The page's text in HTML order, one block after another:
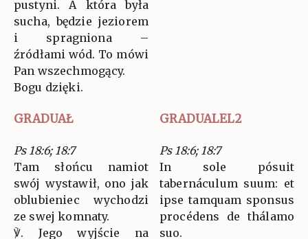
pustyni. A która była
sucha, będzie jeziorem
i spragniona –
źródłami wód. To mówi
Pan wszechmogący.
Bogu dzięki.
GRADUAŁ GRADUALEL2
Ps 18:6; 18:7
Tam słońcu namiot
swój wystawił, ono jak
oblubieniec wychodzi
ze swej komnaty.
℣. Jego wyjście na
Ps 18:6; 18:7
In sole pósuit
tabernáculum suum: et
ipse tamquam sponsus
procédens de thálamo
suo.